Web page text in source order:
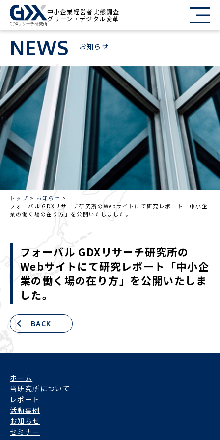
中小企業経営者実態調査
グリーン・デジタル変革
NEWS お知らせ
トップ
お知らせ
フォーバル GDXリサーチ研究所のWebサイトにて研究レポート「中小企
業の働く場の在り方」を公開いたしました。
フォーバル GDXリサーチ研究所の
Webサイトにて研究レポート「中小企
業の働く場の在り方」を公開いたしま
した。
BACK
ホーム
当研究所について
レポート
活動事例
お知らせ
セミナー